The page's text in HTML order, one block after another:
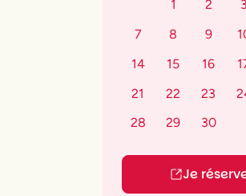
1
2 3
7
8 9
14
15 16
21
22 23
28 29 30
Je